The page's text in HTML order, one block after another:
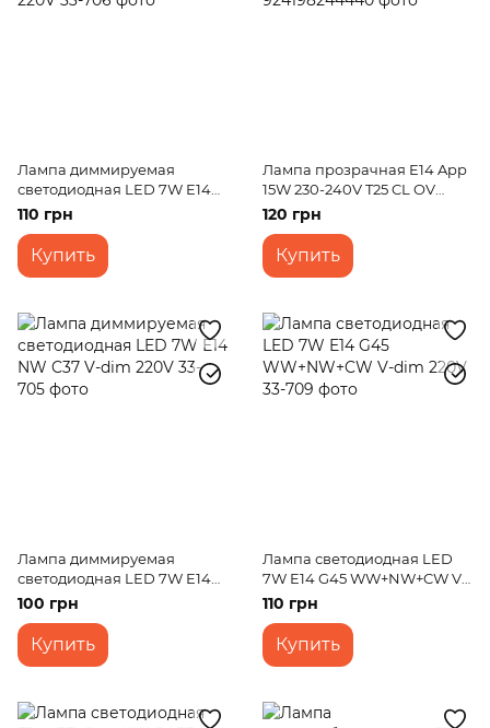
Лампа диммируемая
светодиодная LED 7W E14
WW+NW+CW V-dim C37
110 грн
Купить
Лампа прозрачная E14 App
15W 230-240V T25 CL OV
300*С 230V
120 грн
Купить
Лампа диммируемая
светодиодная LED 7W E14
NW C37 V-dim 220V
100 грн
Купить
Лампа светодиодная LED
7W E14 G45 WW+NW+CW V-
dim 220V
110 грн
Купить